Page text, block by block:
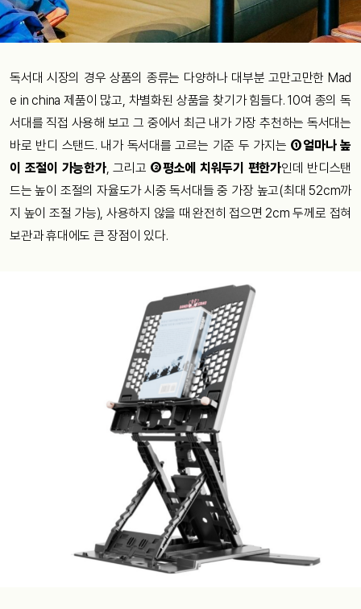
독서대 시장의 경우 상품의 종류는 다양하나 대부분 고만고만한 Mad
e in china 제품이 많고, 차별화된 상품을 찾기가 힘들다. 10여 종의 독
서대를 직접 사용해 보고 그 중에서 최근 내가 가장 추천하는 독서대는
바로 반디 스탠드. 내가 독서대를 고르는 기준 두 가지는 ①얼마나 높
이 조절이 가능한가, 그리고 ②평소에 치워두기 편한가인데 반디스탠
드는 높이 조절의 자율도가 시중 독서대들 중 가장 높고(최대 52cm까
지 높이 조절 가능), 사용하지 않을 때 완전히 접으면 2cm 두께로 접혀
보관과 휴대에도 큰 장점이 있다.